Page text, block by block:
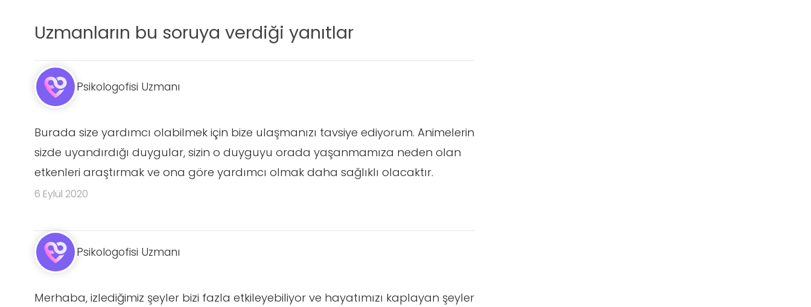
Uzmanların bu soruya verdiği yanıtlar
Psikologofisi Uzmanı
Burada size yardımcı olabilmek için bize ulaşmanızı tavsiye ediyorum. Animelerin
sizde uyandırdığı duygular, sizin o duyguyu orada yaşanmamıza neden olan
etkenleri araştırmak ve ona göre yardımcı olmak daha sağlıklı olacaktır.
6 Eylül 2020
Psikologofisi Uzmanı
Merhaba, izlediğimiz şeyler bizi fazla etkileyebiliyor ve hayatımızı kaplayan şeyler